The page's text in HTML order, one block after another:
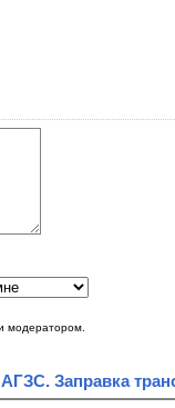
модератором.
Заправка